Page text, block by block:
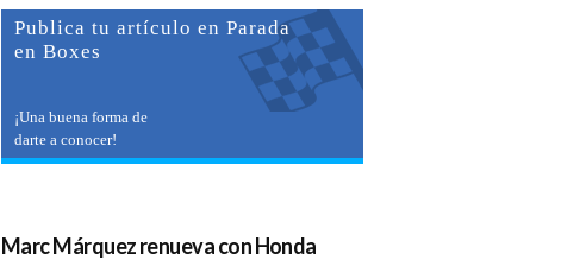
Publica tu artículo en Parada
en Boxes
¡Una buena forma de
darte a conocer!
Marc Márquez renueva con Honda